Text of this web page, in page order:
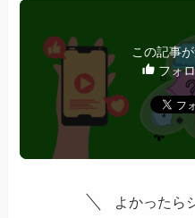
この記事
フォ
よかったら